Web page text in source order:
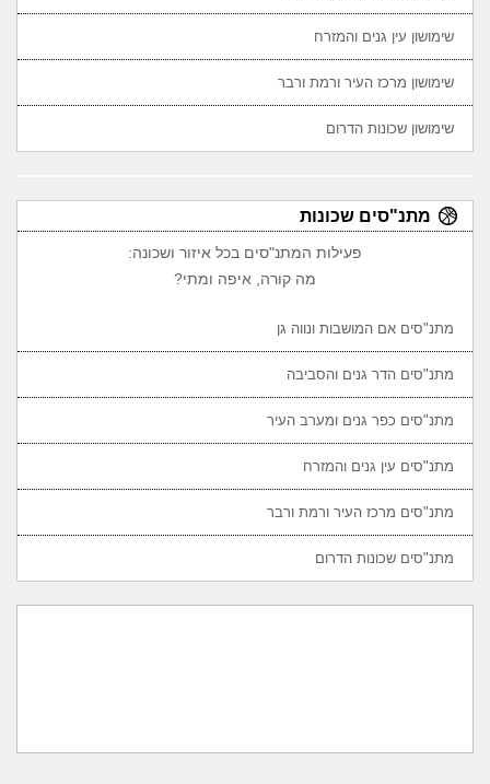
שימושון עין גנים והמזרח
שימושון מרכז העיר ורמת ורבר
שימושון שכונות הדרום
מתנ"סים שכונות
פעילות המתנ"סים בכל איזור ושכונה:
מה קורה, איפה ומתי?
מתנ"סים אם המושבות ונווה גן
מתנ"סים הדר גנים והסביבה
מתנ"סים כפר גנים ומערב העיר
מתנ"סים עין גנים והמזרח
מתנ"סים מרכז העיר ורמת ורבר
מתנ"סים שכונות הדרום